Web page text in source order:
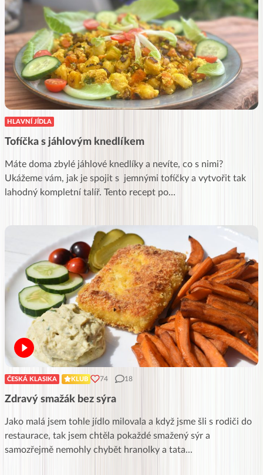
HLAVNÍ JÍDLA
Tofíčka s jáhlovým knedlíkem
Máte doma zbylé jáhlové knedlíky a nevíte, co s nimi?
Ukážeme vám, jak je spojit s jemnými tofíčky a vytvořit tak
lahodný kompletní talíř. Tento recept po...
ČESKÁ KLASIKA KLUB 74 18
Zdravý smažák bez sýra
Jako malá jsem tohle jídlo milovala a když jsme šli s rodiči do
restaurace, tak jsem chtěla pokaždé smažený sýr a
samozřejmě nemohly chybět hranolky a tata...